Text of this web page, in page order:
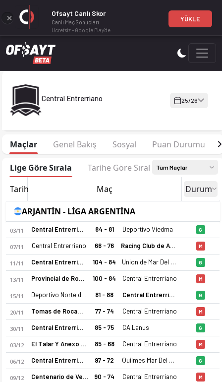
Central Entrerriano 25-26 sezonu kadrosu, maç fikstürü,
Central Entrerriano 25/26
Maçlar Genel Bakış Sosyal Puan Durumu
Lige Göre Sırala Tarihe Göre Sırala Tüm Maçlar
Tarih Maç Durum
ARJANTİN - LİGA ARGENTİNA
03/11 Central Entrerriano 84 - 81 Deportivo Viedma G
07/11 Central Entrerriano 66 - 76 Racing Club de Avellaneda M
11/11 Central Entrerriano 104 - 84 Union de Mar Del Plata G
13/11 Provincial de Rosario 100 - 84 Central Entrerriano M
15/11 Deportivo Norte de Amrmstrong 81 - 88 Central Entrerriano G
20/11 Tomas de Rocamora 77 - 74 Central Entrerriano M
30/11 Central Entrerriano 85 - 75 CA Lanus G
03/12 El Talar Y Anexo B Mitre 85 - 68 Central Entrerriano M
06/12 Central Entrerriano 97 - 72 Quilmes Mar Del Plata G
09/12 Centenario de Venado Tuerto 90 - 74 Central Entrerriano M
Ofsayt Canlı Skor
Canlı Maç Sonuçları
Ücretsiz - Google Play'de
YÜKLE